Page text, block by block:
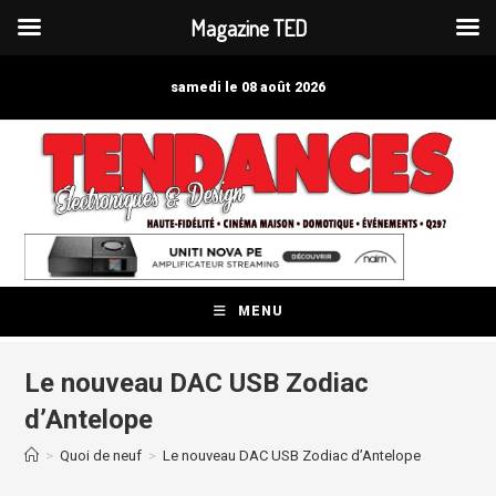
samedi le 08 août 2026
MENU
Le nouveau DAC USB Zodiac
d’Antelope
> Quoi de neuf > Le nouveau DAC USB Zodiac d’Antelope
Magazine TED